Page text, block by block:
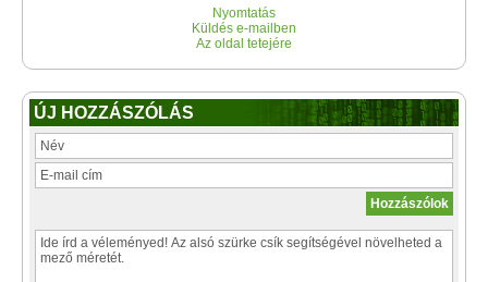
Nyomtatás
Küldés e-mailben
Az oldal tetejére
ÚJ HOZZÁSZÓLÁS